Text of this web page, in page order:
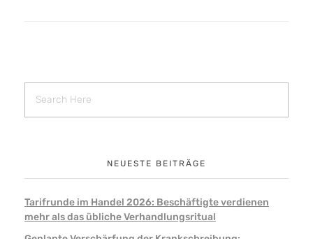
NEUESTE BEITRÄGE
Tarifrunde im Handel 2026: Beschäftigte verdienen
mehr als das übliche Verhandlungsritual